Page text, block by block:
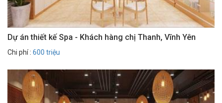
Dự án thiết kế Spa - Khách hàng chị Thanh, Vĩnh Yên
Chi phí : 600 triệu